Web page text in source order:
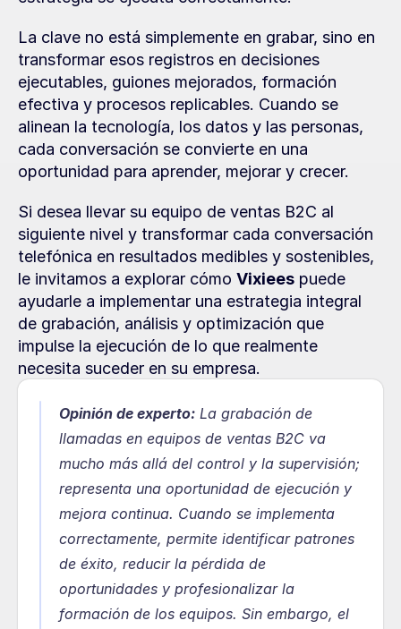
La clave no está simplemente en grabar, sino en
transformar esos registros en decisiones
ejecutables, guiones mejorados, formación
efectiva y procesos replicables. Cuando se
alinean la tecnología, los datos y las personas,
cada conversación se convierte en una
oportunidad para aprender, mejorar y crecer.
Si desea llevar su equipo de ventas B2C al
siguiente nivel y transformar cada conversación
telefónica en resultados medibles y sostenibles,
le invitamos a explorar cómo Vixiees puede
ayudarle a implementar una estrategia integral
de grabación, análisis y optimización que
impulse la ejecución de lo que realmente
necesita suceder en su empresa.
Opinión de experto: La grabación de
llamadas en equipos de ventas B2C va
mucho más allá del control y la supervisión;
representa una oportunidad de ejecución y
mejora continua. Cuando se implementa
correctamente, permite identificar patrones
de éxito, reducir la pérdida de
oportunidades y profesionalizar la
formación de los equipos. Sin embargo, el